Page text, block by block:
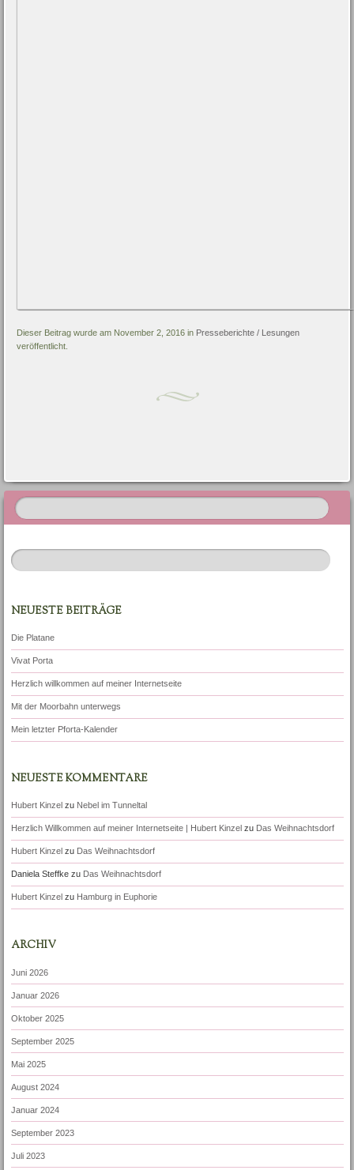
Dieser Beitrag wurde am November 2, 2016 in Presseberichte / Lesungen
veröffentlicht.
NEUESTE BEITRÄGE
Die Platane
Vivat Porta
Herzlich willkommen auf meiner Internetseite
Mit der Moorbahn unterwegs
Mein letzter Pforta-Kalender
NEUESTE KOMMENTARE
Hubert Kinzelzu Nebel im Tunneltal
Herzlich Willkommen auf meiner Internetseite | Hubert Kinzelzu Das Weihnachtsdorf
Hubert Kinzelzu Das Weihnachtsdorf
Daniela Steffkezu Das Weihnachtsdorf
Hubert Kinzelzu Hamburg in Euphorie
ARCHIV
Juni 2026
Januar 2026
Oktober 2025
September 2025
Mai 2025
August 2024
Januar 2024
September 2023
Juli 2023